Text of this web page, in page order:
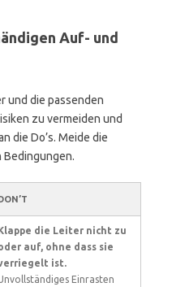
Auf- und
und die passenden
zu vermeiden und
die Do’s. Meide die
Bedingungen.
die Leiter nicht zu
auf, ohne dass sie
ist.
Einrasten